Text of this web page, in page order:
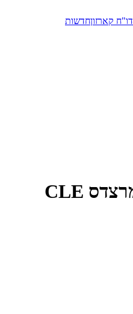
דו"ח קארזוןחדשות
מרצדס CLE